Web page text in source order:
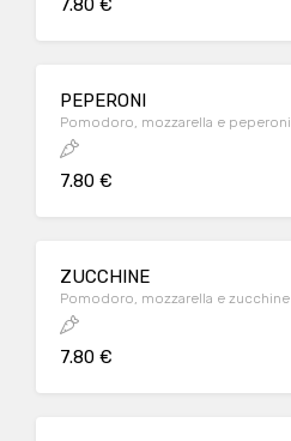
7.80 €
PEPERONI
Pomodoro, mozzarella e peperoni
7.80 €
ZUCCHINE
Pomodoro, mozzarella e zucchine
7.80 €